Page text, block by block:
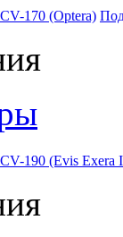
170 (Optera)
190 (Evis Exera